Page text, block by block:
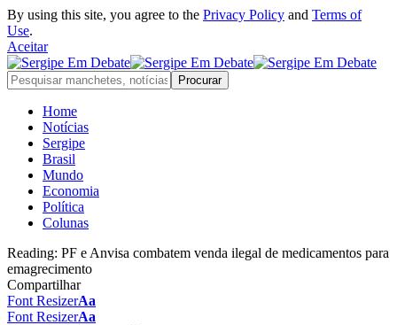
By using this site, you agree to the Privacy Policy and Terms of
Use.
Aceitar
Home
Notícias
Sergipe
Brasil
Mundo
Economia
Política
Colunas
Reading: PF e Anvisa combatem venda ilegal de medicamentos para
emagrecimento
Compartilhar
Font ResizerAa
Font ResizerAa